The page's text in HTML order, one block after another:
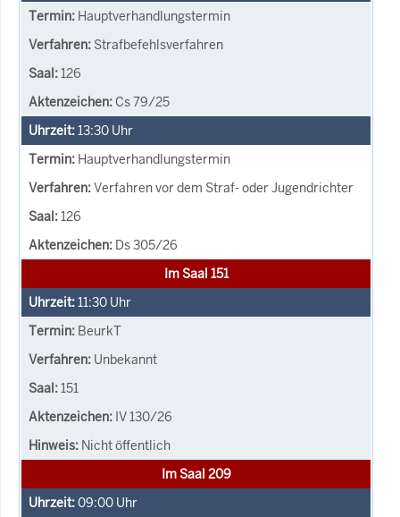
Hauptverhandlungstermin
Strafbefehlsverfahren
126
Cs 79/25
13:30 Uhr
Hauptverhandlungstermin
Verfahren vor dem Straf- oder Jugendrichter
126
Ds 305/26
Im Saal 151
11:30 Uhr
BeurkT
Unbekannt
151
IV 130/26
Nicht öffentlich
Im Saal 209
09:00 Uhr